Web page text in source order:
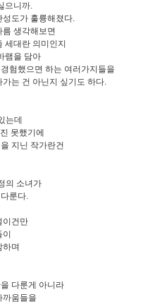
으니까.
성도가 훌륭해졌다.
생각해보면
세대란 의미인지
램을 담아
험했으면 하는 여러가지들을
는 건 아닌지 싶기도 하다.
는데
못했기에
지닌 작가란건
의 소녀가
룬다.
이건만
며
다룬게 아니라
까움들을